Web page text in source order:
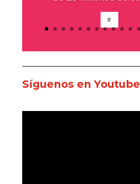
Síguenos en Youtube